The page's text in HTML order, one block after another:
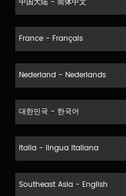
中国大陆 - 简体中文
France - Français
Nederland - Nederlands
대한민국 - 한국어
Italia - lingua italiana
Southeast Asia - English